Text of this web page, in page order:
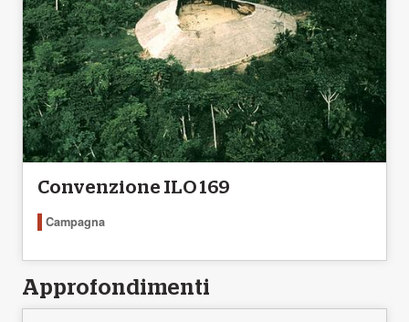
Convenzione ILO 169
Campagna
Approfondimenti